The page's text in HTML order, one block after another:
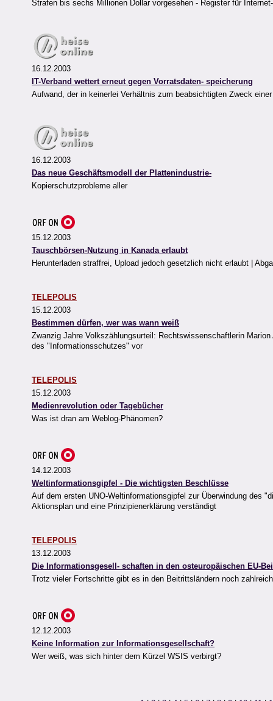
Strafen bis sechs Millionen Dollar vorgesehen - Register für
16.12.2003
IT-Verband wettert erneut gegen Vorratsdaten- speicherung
Aufwand, der in keinerlei Verhältnis zum beabsichtigten Zweck
16.12.2003
Das neue Geschäftsmodell der Plattenindustrie-
Kopierschutzprobleme aller
15.12.2003
Tauschbörsen-Nutzung in Kanada erlaubt
Herunterladen straffrei, Upload jedoch gesetzlich nicht erlaubt |
TELEPOLIS
15.12.2003
Bestimmen dürfen, wer was wann weiß
Zwanzig Jahre Volkszählungsurteil: Rechtswissenschaftlerin
des "Informationsschutzes" vor
TELEPOLIS
15.12.2003
Medienrevolution oder Tagebücher
Was ist dran am Weblog-Phänomen?
14.12.2003
Weltinformationsgipfel - Die wichtigsten Beschlüsse
Auf dem ersten UNO-Weltinformationsgipfel zur Überwindung des
Aktionsplan und eine Prinzipienerklärung verständigt
TELEPOLIS
13.12.2003
Die Informationsgesell- schaften in den osteuropäischen EU-
Trotz vieler Fortschritte gibt es in den Beitrittsländern noch
12.12.2003
Keine Information zur Informationsgesellschaft?
Wer weiß, was sich hinter dem Kürzel WSIS verbirgt?